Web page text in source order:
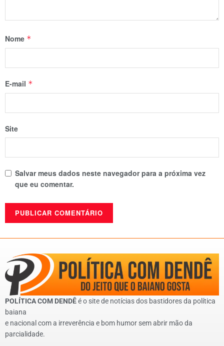
Nome *
E-mail *
Site
Salvar meus dados neste navegador para a próxima vez
que eu comentar.
POLÍTICA COM DENDÊé o site de notícias dos bastidores da política
baiana
e nacional com a irreverência e bom humor sem abrir mão da
parcialidade.